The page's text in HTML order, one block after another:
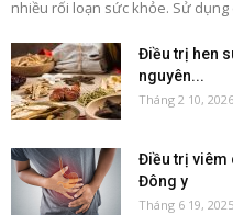
nhiều rối loạn sức khỏe. Sử dụng
Điều trị hen
nguyên...
Tháng 2 10, 2026
Điều trị viêm
Đông y
Tháng 6 19, 2025